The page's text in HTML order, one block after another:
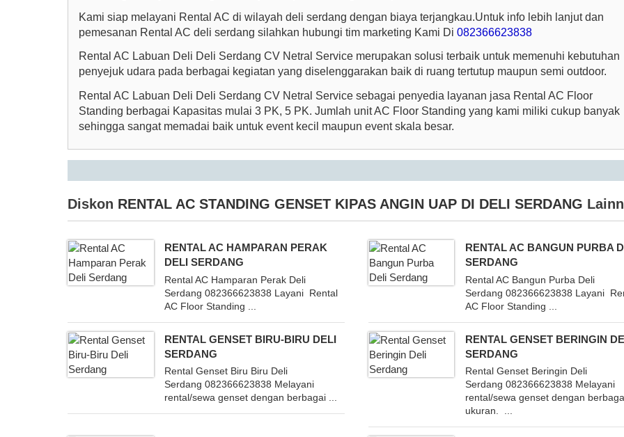
Kami siap melayani Rental AC di wilayah deli serdang dengan biaya terjangkau.Untuk info lebih lanjut dan
pemesanan Rental AC deli serdang silahkan hubungi tim marketing Kami Di 082366623838
Rental AC Labuan Deli Deli Serdang CV Netral Service merupakan solusi terbaik untuk memenuhi kebutuhan
penyejuk udara pada berbagai kegiatan yang diselenggarakan baik di ruang tertutup maupun semi outdoor.
Rental AC Labuan Deli Deli Serdang CV Netral Service sebagai penyedia layanan jasa Rental AC Floor
Standing berbagai Kapasitas mulai 3 PK, 5 PK. Jumlah unit AC Floor Standing yang kami miliki cukup banyak
sehingga sangat memadai baik untuk event kecil maupun event skala besar.
Diskon RENTAL AC STANDING GENSET KIPAS ANGIN UAP DI DELI SERDANG
RENTAL AC HAMPARAN PERAK
DELI SERDANG
Rental AC Hamparan Perak Deli
Serdang 082366623838 Layani Rental
AC Floor Standing ...
RENTAL AC BANGUN PURBA
SERDANG
Rental AC Bangun Purba Deli
Serdang 082366623838 Layani
AC Floor Standing ...
RENTAL GENSET BIRU-BIRU DELI
SERDANG
Rental Genset Biru Biru Deli
Serdang 082366623838 Melayani
rental/sewa genset dengan berbagai ...
RENTAL GENSET BERINGIN
SERDANG
Rental Genset Beringin Deli
Serdang 082366623838 Melayani
rental/sewa genset dengan
ukuran. ...